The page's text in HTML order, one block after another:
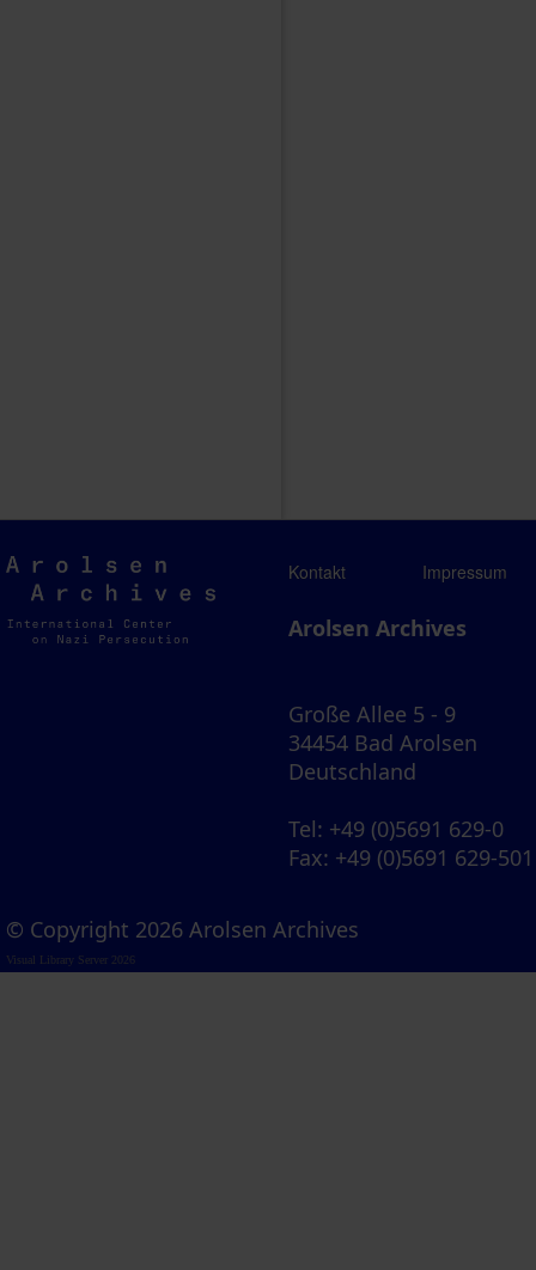
Arolsen
Archives
Kontakt Impressum
Arolsen Archives
Große Allee 5 - 9
34454 Bad Arolsen
Deutschland
Tel: +49 (0)5691 629-0
Fax: +49 (0)5691 629-501
© Copyright 2026 Arolsen Archives
Visual Library Server 2026